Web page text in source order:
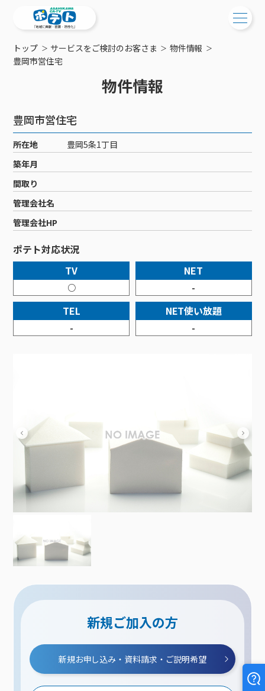
ご検討中の方
工事・配線について
新居をご検討中の方へ
ポテトを導入している集合住宅
物件情報
特典・キャンペーン
おトクな割引サービス
ご加入中の方
ご加入中のサービス確認・変更
WEBメール
サポートサービス
サポートサービストップ
リモートコール
回線速度測定
接続・設定⽅法
訪問サポート＆サポートパックサービス料⾦表
新着情報
メンテナンス・障害情報
ポテトからのプレゼント
イベントカレンダー
講座のご案内
サービス案内
サービス案内
ケーブルテレビ
ケーブルテレビトップ
チャンネル紹介
料⾦プラン
NHK衛星受信料団体⼀括⽀払
機器⼀覧
インターネット
インターネットトップ
料⾦プラン
Wi-Fiサービス
ポテトホーム防犯カメラ
オプションサービス
インターネットギガシェアプラン
固定電話
固定電話トップ
基本料⾦・通話料⾦
オプションサービス
auスマートバリュー
auまとめトーク
ポテトスマートフォントップ
料⾦プラン
機種⼀覧
オプションサービス
でんき
でんきトップ
ポラリンでんき×ポテト
ポテトでんき
暮らしを快適にするサービス
暮らしを快適にするサービストップ
ポテトライフメール
コミチャン
お困りの方はこちら
会社案内
メンテナンス
障害情報
トップ サービスをご検討のお客さま
物件情報
豊岡市営住宅
物件情報
豊岡市営住宅
所在地
豊岡5条1丁目
築年月
間取り
管理会社名
管理会社HP
ポテト対応状況
TV
○
NET
-
TEL
-
NET使い放題
-
新規ご加入の方
新規お申し込み・資料請求・ご説明希望